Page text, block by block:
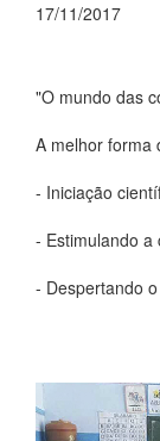
17/11/2017
"O mundo das
A melhor forma
- Iniciação
- Estimulando a
- Despertando